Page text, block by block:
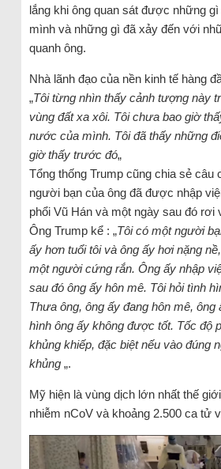
lắng khi ông quan sát được những
mình và những gì đã xảy đến với
quanh ông.
Nhà lãnh đạo của nền kinh tế hàng
„Tôi từng nhìn thấy cảnh tượng này
vùng đất xa xôi. Tôi chưa bao giờ
nước của mình. Tôi đã thấy những
giờ thấy trước đó„
Tổng thống Trump cũng chia sẻ câu
người bạn của ông đã được nhập
phổi Vũ Hán và một ngày sau đó rơi
Ông Trump kể : „Tôi có một người
ấy hơn tuổi tôi và ông ấy hơi nặng
một người cứng rắn. Ông ấy nhập
sau đó ông ấy hôn mê. Tôi hỏi tình
Thưa ông, ông ấy đang hôn mê, ông
hình ông ấy không được tốt. Tốc độ
khủng khiếp, đặc biệt nếu vào đúng
khủng„.
Mỹ hiện là vùng dịch lớn nhất thế
nhiễm nCoV và khoảng 2.500 ca tử